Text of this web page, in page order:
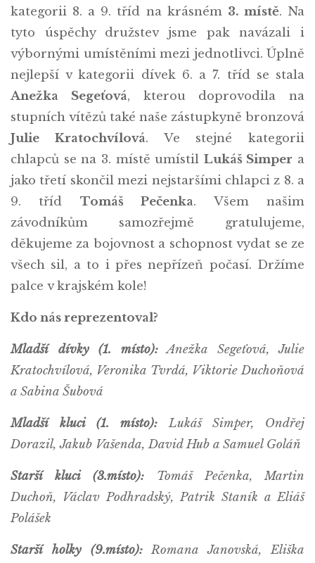
kategorii 8. a 9. tříd na krásném 3. místě. Na
tyto úspěchy družstev jsme pak navázali i
výbornými umístěními mezi jednotlivci. Úplně
nejlepší v kategorii dívek 6. a 7. tříd se stala
Anežka Segeťová, kterou doprovodila na
stupních vítězů také naše zástupkyně bronzová
Julie Kratochvílová. Ve stejné kategorii
chlapců se na 3. místě umístil Lukáš Simper a
jako třetí skončil mezi nejstaršími chlapci z 8. a
9. tříd Tomáš Pečenka. Všem našim
závodníkům samozřejmě gratulujeme,
děkujeme za bojovnost a schopnost vydat se ze
všech sil, a to i přes nepřízeň počasí. Držíme
palce v krajském kole!
Kdo nás reprezentoval?
Mladší dívky (1. místo):Anežka Segeťová, Julie
Kratochvílová, Veronika Tvrdá, Viktorie Duchoňová
a Sabina Šubová
Mladší kluci (1. místo): Lukáš Simper, Ondřej
Dorazil, Jakub Vašenda, David Hub a Samuel Goláň
Starší kluci (3.místo): Tomáš Pečenka, Martin
Duchoň, Václav Podhradský, Patrik Staník a Eliáš
Polášek
Starší holky (9.místo):Romana Janovská, Eliška